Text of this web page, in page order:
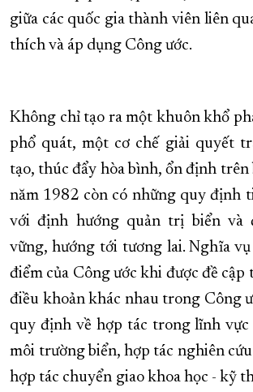
giữa các quốc gia thành viên liên
thích và áp dụng Công ước.
Không chỉ tạo ra một khuôn khổ
phổ quát, một cơ chế giải quyết
tạo, thúc đẩy hòa bình, ổn định
năm 1982 còn có những quy định
với định hướng quản trị biển và
vững, hướng tới tương lai. Nghĩa
điểm của Công ước khi được đề cập
điều khoản khác nhau trong Công
quy định về hợp tác trong lĩnh vực
môi trường biển, hợp tác nghiên
hợp tác chuyển giao khoa học - kỹ